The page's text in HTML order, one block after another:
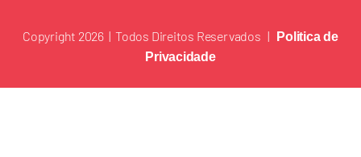
Copyright 2026 | Todos Direitos Reservados |
Politica de
Privacidade